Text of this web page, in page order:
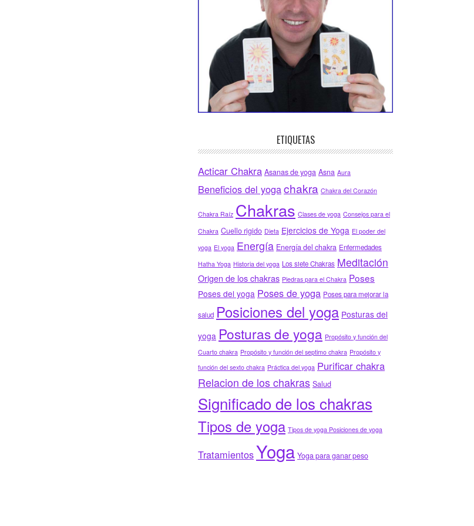
ETIQUETAS
Acticar Chakra Asanas de yoga Asna Aura
Beneficios del yogachakra Chakra del Corazón
Chakra Raíz Chakras Clases de yoga Consejos para el
Chakra Cuello rigido Dieta Ejercicios de Yoga El poder del
yoga El yoga Energía Energía del chakra Enfermedades
Hatha Yoga Historia del yoga Los siete Chakras Meditación
Origen de los chakras Piedras para el Chakra Poses
Poses del yoga Poses de yoga Poses para mejorar la
salud Posiciones del yoga Posturas del
yoga Posturas de yoga Propósito y función del
Cuarto chakra Propósito y función del septimo chakra Propósito y
función del sexto chakra Práctica del yoga Purificar chakra
Relacion de los chakras Salud
Significado de los chakras
Tipos de yoga Tipos de yoga Posiciones de yoga
TratamientosYoga Yoga para ganar peso